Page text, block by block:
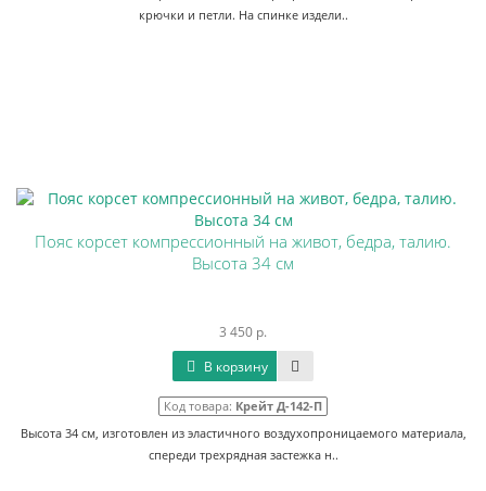
крючки и петли. На спинке издели..
Пояс корсет компрессионный на живот, бедра, талию.
Высота 34 см
3 450 р.
В корзину
Код товара: Крейт Д-142-П
Высота 34 см, изготовлен из эластичного воздухопроницаемого материала,
спереди трехрядная застежка н..